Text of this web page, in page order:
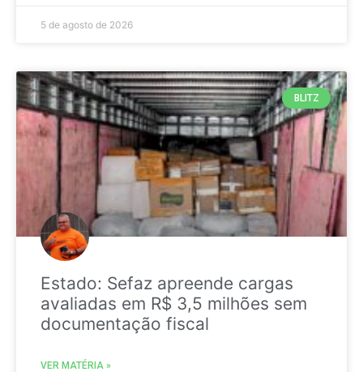
5 de agosto de 2026
BLITZ
Estado: Sefaz apreende cargas
avaliadas em R$ 3,5 milhões sem
documentação fiscal
VER MATÉRIA »